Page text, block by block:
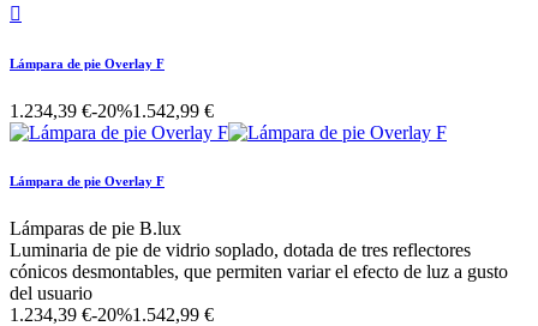

Lámpara de pie Overlay F
1.234,39 €-20%1.542,99 €
Lámpara de pie Overlay F
Lámparas de pie B.lux
Luminaria de pie de vidrio soplado, dotada de tres reflectores
cónicos desmontables, que permiten variar el efecto de luz a gusto
del usuario
1.234,39 €-20%1.542,99 €